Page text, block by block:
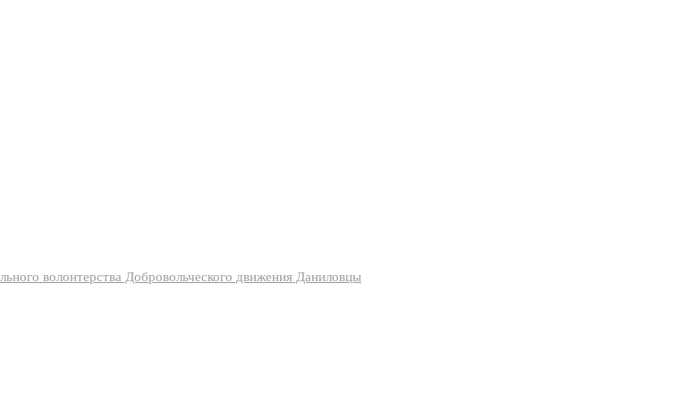
волонтерства Добровольческого движения Даниловцы